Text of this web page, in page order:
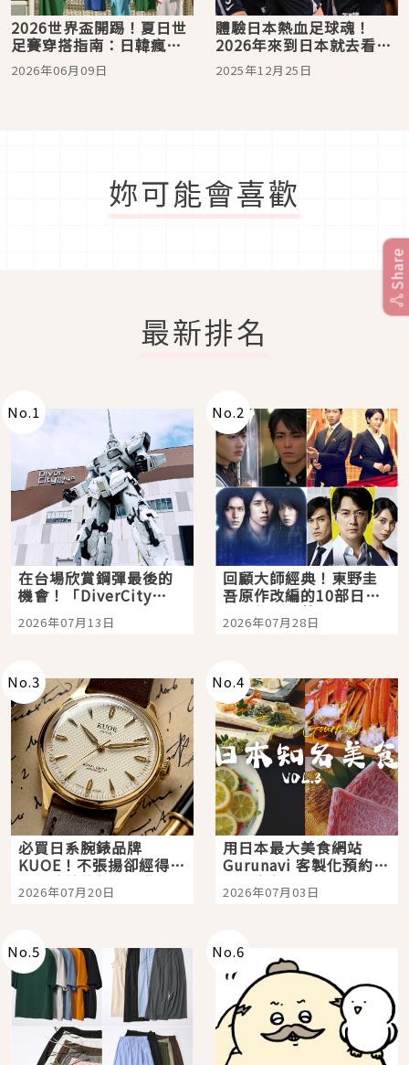
2026世界盃開踢！夏日世
足賽穿搭指南：日韓瘋傳
Levi's 滾邊Tee、
ALLSAINTS極限量球衣、
2026年06月09日
體驗日本熱血足球魂！
2026年來到日本就去看J
聯盟吧！盤點介紹J聯盟觀
賽魅力
2025年12月25日
妳可能會喜歡
最新排名
No.1
在台場欣賞鋼彈最後的
機會！「DiverCity
Tokyo Plaza」搭船、
購物、美食及夜景，一
2026年07月13日
No.2
回顧大師經典！東野圭
吾原作改編的10部日本
影視作品推薦
2026年07月28日
No.3
必買日系腕錶品牌
KUOE！不張揚卻經得起
時間洗鍊的經典之作五
選
2026年07月20日
No.4
用日本最大美食網站
Gurunavi 客製化預約九
大都市餐廳，打造專屬
美食體驗！
2026年07月03日
No.5 No.6
Share